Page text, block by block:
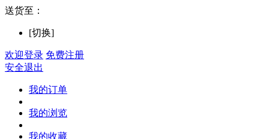
送货至：
[切换]
欢迎登录 免费注册
安全退出
我的订单
我的浏览
我的收藏